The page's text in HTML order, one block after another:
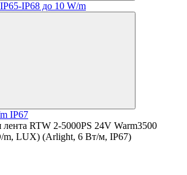
IP68 до 10 W/m
IP67
лента RTW 2-5000PS 24V Warm3500
m, LUX) (Arlight, 6 Вт/м, IP67)